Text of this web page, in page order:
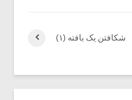
شکافتن یک بافته (۱)